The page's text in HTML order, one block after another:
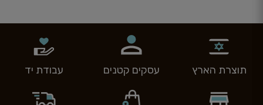
תוצרת הארץ עסקים קטנים עבודת יד